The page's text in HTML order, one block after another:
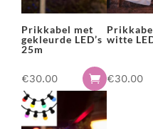
Prikkabel met
gekleurde LED’s
25m
€30.00 
witte
€30.00